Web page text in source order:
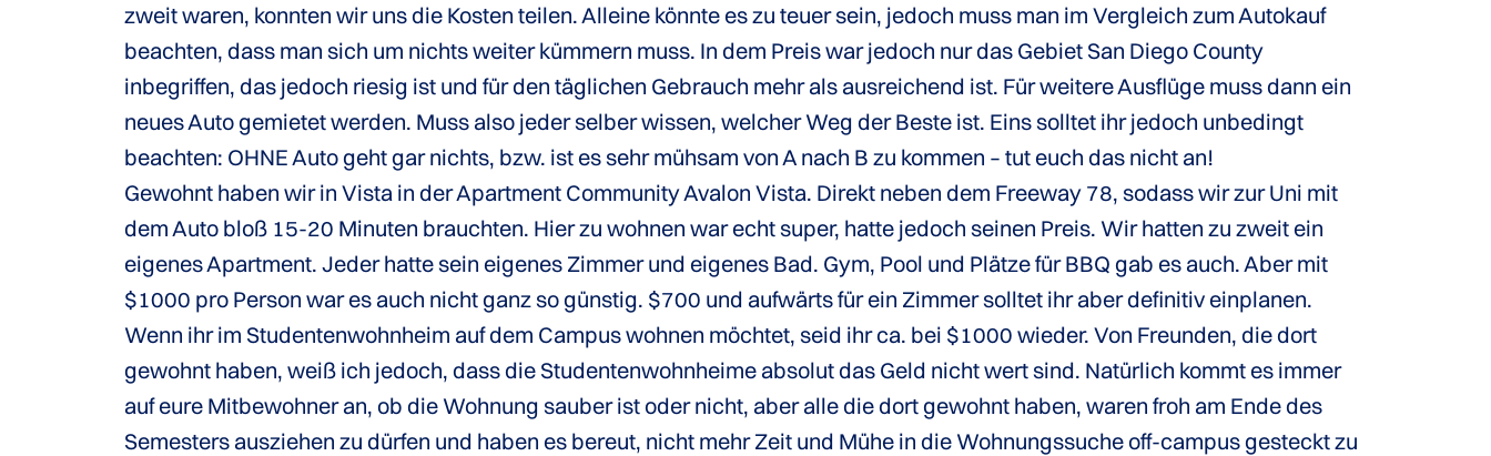
zweit waren, konnten wir uns die Kosten teilen. Alleine könnte es zu teuer sein, jedoch muss man im Vergleich zum Autokauf
beachten, dass man sich um nichts weiter kümmern muss. In dem Preis war jedoch nur das Gebiet San Diego County
inbegriffen, das jedoch riesig ist und für den täglichen Gebrauch mehr als ausreichend ist. Für weitere Ausflüge muss dann ein
neues Auto gemietet werden. Muss also jeder selber wissen, welcher Weg der Beste ist. Eins solltet ihr jedoch unbedingt
beachten: OHNE Auto geht gar nichts, bzw. ist es sehr mühsam von A nach B zu kommen – tut euch das nicht an!
Gewohnt haben wir in Vista in der Apartment Community Avalon Vista. Direkt neben dem Freeway 78, sodass wir zur Uni mit
dem Auto bloß 15-20 Minuten brauchten. Hier zu wohnen war echt super, hatte jedoch seinen Preis. Wir hatten zu zweit ein
eigenes Apartment. Jeder hatte sein eigenes Zimmer und eigenes Bad. Gym, Pool und Plätze für BBQ gab es auch. Aber mit
$1000 pro Person war es auch nicht ganz so günstig. $700 und aufwärts für ein Zimmer solltet ihr aber definitiv einplanen.
Wenn ihr im Studentenwohnheim auf dem Campus wohnen möchtet, seid ihr ca. bei $1000 wieder. Von Freunden, die dort
gewohnt haben, weiß ich jedoch, dass die Studentenwohnheime absolut das Geld nicht wert sind. Natürlich kommt es immer
auf eure Mitbewohner an, ob die Wohnung sauber ist oder nicht, aber alle die dort gewohnt haben, waren froh am Ende des
Semesters ausziehen zu dürfen und haben es bereut, nicht mehr Zeit und Mühe in die Wohnungssuche off-campus gesteckt zu